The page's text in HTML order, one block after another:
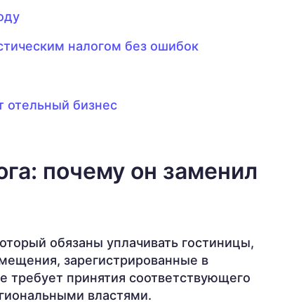
налогом без ошибок
отельный бизнес
почему он заменил
обязаны уплачивать гостиницы,
зарегистрированные в
требует принятия соответствующего
властями.